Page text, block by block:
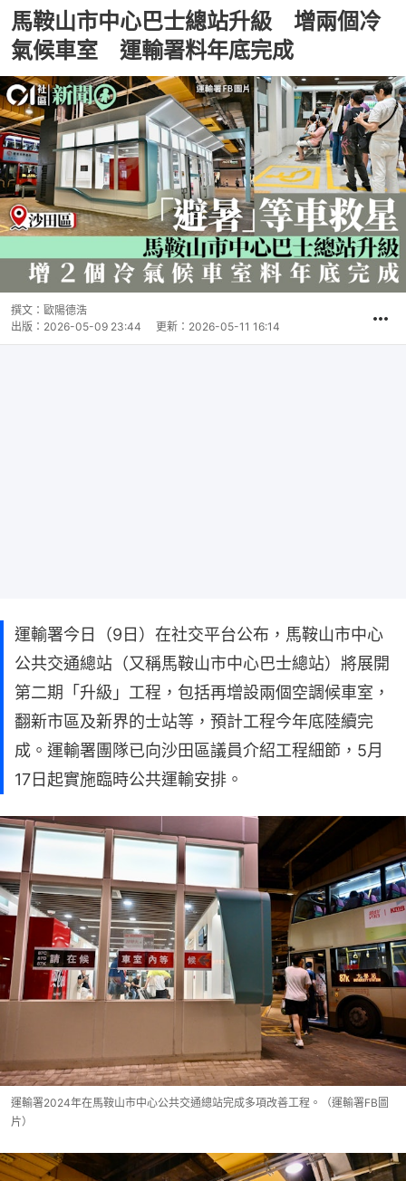
馬鞍山市中心巴士總站升級 增兩個冷
氣候車室 運輸署料年底完成
撰文： 歐陽德浩
出版： 2026-05-09 23:44 更新： 2026-05-11 16:14
運輸署今日（9日）在社交平台公布，馬鞍山市中心
公共交通總站（又稱馬鞍山市中心巴士總站）將展開
第二期「升級」工程，包括再增設兩個空調候車室，
翻新市區及新界的士站等，預計工程今年底陸續完
成。運輸署團隊已向沙田區議員介紹工程細節，5月
17日起實施臨時公共運輸安排。
運輸署2024年在馬鞍山市中心公共交通總站完成多項改善工程。（運輸署FB圖
片）